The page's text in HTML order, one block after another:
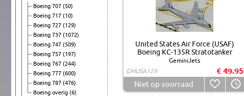
Boeing 707 (50)
Boeing 717 (10)
Boeing 727 (129)
Boeing 737 (1072)
Boeing 747 (509)
Boeing 757 (197)
Boeing 767 (244)
Boeing 777 (600)
Boeing 787 (476)
Boeing overig (6)
United States Air Force (USAF)
Boeing KC-135R Stratotanker
GeminiJets
GMUSA129
€ 49.95
Niet op voorraad